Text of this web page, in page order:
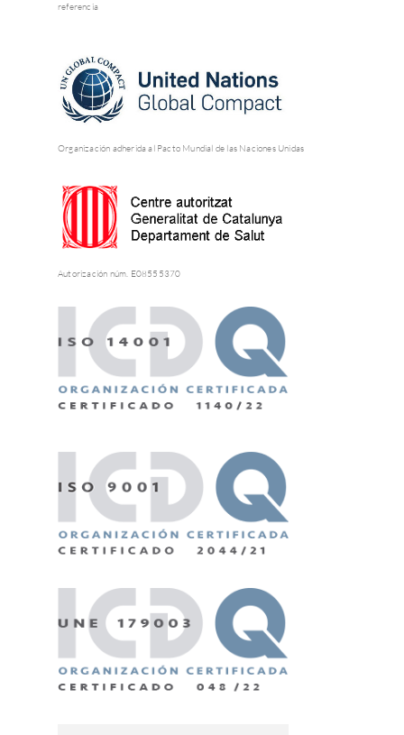
referencia
Organización adherida al Pacto Mundial de las Naciones Unidas
Autorización núm. E08555370